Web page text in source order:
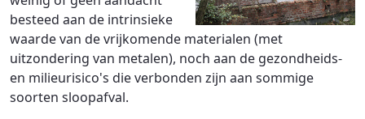
besteed aan de intrinsieke
waarde van de vrijkomende materialen (met
uitzondering van metalen), noch aan de gezondheids-
en milieurisico's die verbonden zijn aan sommige
soorten sloopafval.